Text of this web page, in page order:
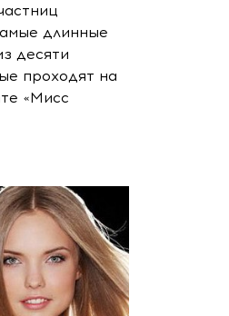
длинные
десяти
проходят на
«Мисс